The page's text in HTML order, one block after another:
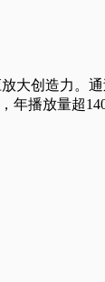
大创造力
播放量超